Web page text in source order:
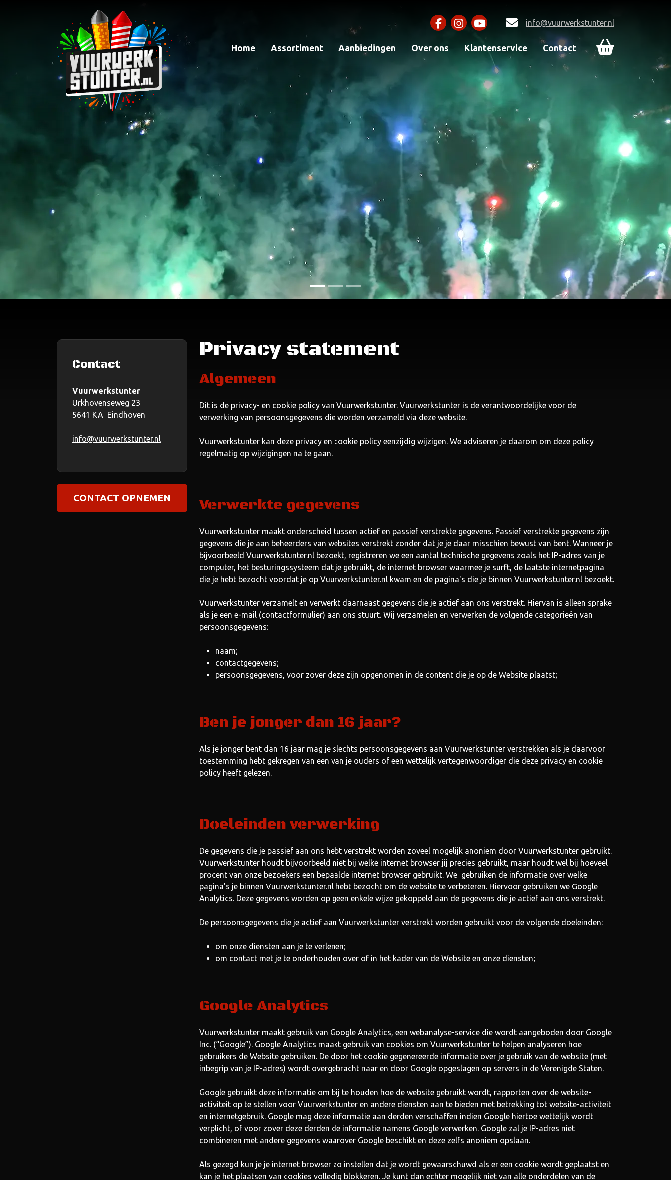
info@vuurwerkstunter.nl
Home Assortiment Aanbiedingen Over ons Klantenservice Contact
Contact
Vuurwerkstunter
Urkhovenseweg 23
5641 KA Eindhoven
info@vuurwerkstunter.nl
CONTACT OPNEMEN
Privacy statement
Algemeen
Dit is de privacy- en cookie policy van Vuurwerkstunter. Vuurwerkstunter is de verantwoordelijke voor de
verwerking van persoonsgegevens die worden verzameld via deze website.
Vuurwerkstunter kan deze privacy en cookie policy eenzijdig wijzigen. We adviseren je daarom om deze policy
regelmatig op wijzigingen na te gaan.
Verwerkte gegevens
Vuurwerkstunter maakt onderscheid tussen actief en passief verstrekte gegevens. Passief verstrekte gegevens zijn
gegevens die je aan beheerders van websites verstrekt zonder dat je je daar misschien bewust van bent. Wanneer je
bijvoorbeeld Vuurwerkstunter.nl bezoekt, registreren we een aantal technische gegevens zoals het IP-adres van je
computer, het besturingssysteem dat je gebruikt, de internet browser waarmee je surft, de laatste internetpagina
die je hebt bezocht voordat je op Vuurwerkstunter.nl kwam en de pagina's die je binnen Vuurwerkstunter.nl bezoekt.
Vuurwerkstunter verzamelt en verwerkt daarnaast gegevens die je actief aan ons verstrekt. Hiervan is alleen sprake
als je een e-mail (contactformulier) aan ons stuurt. Wij verzamelen en verwerken de volgende categorieën van
persoonsgegevens:
naam;
contactgegevens;
persoonsgegevens, voor zover deze zijn opgenomen in de content die je op de Website plaatst;
Ben je jonger dan 16 jaar?
Als je jonger bent dan 16 jaar mag je slechts persoonsgegevens aan Vuurwerkstunter verstrekken als je daarvoor
toestemming hebt gekregen van een van je ouders of een wettelijk vertegenwoordiger die deze privacy en cookie
policy heeft gelezen.
Doeleinden verwerking
De gegevens die je passief aan ons hebt verstrekt worden zoveel mogelijk anoniem door Vuurwerkstunter gebruikt.
Vuurwerkstunter houdt bijvoorbeeld niet bij welke internet browser jij precies gebruikt, maar houdt wel bij hoeveel
procent van onze bezoekers een bepaalde internet browser gebruikt. We gebruiken de informatie over welke
pagina's je binnen Vuurwerkstunter.nl hebt bezocht om de website te verbeteren. Hiervoor gebruiken we Google
Analytics. Deze gegevens worden op geen enkele wijze gekoppeld aan de gegevens die je actief aan ons verstrekt.
De persoonsgegevens die je actief aan Vuurwerkstunter verstrekt worden gebruikt voor de volgende doeleinden:
om onze diensten aan je te verlenen;
om contact met je te onderhouden over of in het kader van de Website en onze diensten;
Google Analytics
Vuurwerkstunter maakt gebruik van Google Analytics, een webanalyse-service die wordt aangeboden door Google
Inc. (“Google”). Google Analytics maakt gebruik van cookies om Vuurwerkstunter te helpen analyseren hoe
gebruikers de Website gebruiken. De door het cookie gegenereerde informatie over je gebruik van de website (met
inbegrip van je IP-adres) wordt overgebracht naar en door Google opgeslagen op servers in de Verenigde Staten.
Google gebruikt deze informatie om bij te houden hoe de website gebruikt wordt, rapporten over de website-
activiteit op te stellen voor Vuurwerkstunter en andere diensten aan te bieden met betrekking tot website-activiteit
en internetgebruik. Google mag deze informatie aan derden verschaffen indien Google hiertoe wettelijk wordt
verplicht, of voor zover deze derden de informatie namens Google verwerken. Google zal je IP-adres niet
combineren met andere gegevens waarover Google beschikt en deze zelfs anoniem opslaan.
Als gezegd kun je je internet browser zo instellen dat je wordt gewaarschuwd als er een cookie wordt geplaatst en
kan je het plaatsen van cookies volledig blokkeren. Je kunt dan echter mogelijk niet van alle onderdelen van de